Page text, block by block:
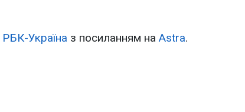
РБК-Україна з посиланням на Astra.